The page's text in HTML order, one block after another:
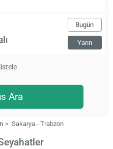
Bugün
Yarın
Ara
Sakarya - Trabzon